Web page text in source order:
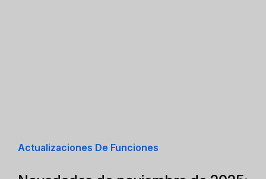
Actualizaciones De Funciones